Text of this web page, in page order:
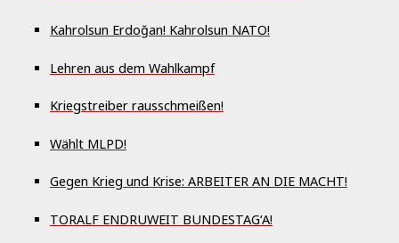
Kahrolsun Erdoğan! Kahrolsun NATO!
Lehren aus dem Wahlkampf
Kriegstreiber rausschmeißen!
Wählt MLPD!
Gegen Krieg und Krise: ARBEITER AN DIE MACHT!
TORALF ENDRUWEIT BUNDESTAG‘A!